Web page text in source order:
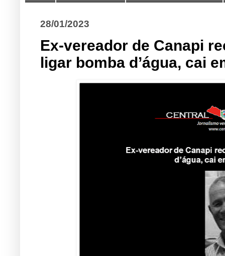
28/01/2023
Ex-vereador de Canapi
ligar bomba d’água, cai